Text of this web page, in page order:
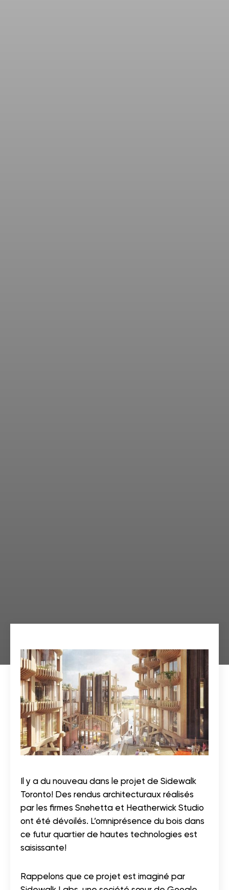
Il y a du nouveau dans le projet de Sidewalk
Toronto! Des rendus architecturaux réalisés
par les firmes Snøhetta et Heatherwick Studio
ont été dévoilés. L’omniprésence du bois dans
ce futur quartier de hautes technologies est
saisissante!
Rappelons que ce projet est imaginé par